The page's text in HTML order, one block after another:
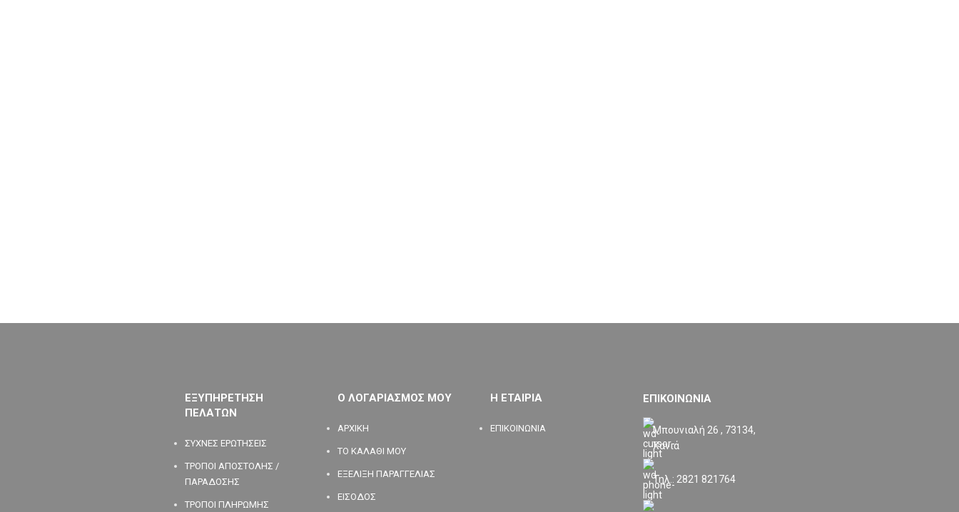
ΕΞΥΠΗΡΕΤΗΣΗ
ΠΕΛΑΤΩΝ
ΣΥΧΝΕΣ ΕΡΩΤΗΣΕΙΣ
ΤΡΟΠΟΙ ΑΠΟΣΤΟΛΗΣ /
ΠΑΡΑΔΟΣΗΣ
ΤΡΟΠΟΙ ΠΛΗΡΩΜΗΣ
Ο ΛΟΓΑΡΙΑΣΜΟΣ ΜΟΥ
ΑΡΧΙΚΗ
ΤΟ ΚΑΛΑΘΙ ΜΟΥ
ΕΞΕΛΙΞΗ ΠΑΡΑΓΓΕΛΙΑΣ
ΕΙΣΟΔΟΣ
Η ΕΤΑΙΡΙΑ
ΕΠΙΚΟΙΝΩΝΙΑ
ΕΠΙΚΟΙΝΩΝΙΑ
Μπουνιαλή 26 , 73134,
Χανιά
Τηλ.: 2821 821764